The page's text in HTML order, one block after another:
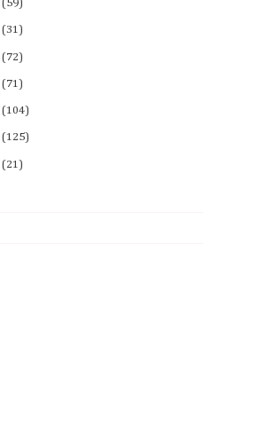
(59)
(31)
(72)
(71)
(104)
(125)
(21)